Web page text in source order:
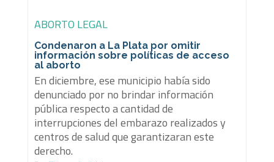
ABORTO LEGAL
Condenaron a La Plata por omitir
información sobre políticas de acceso
al aborto
En diciembre, ese municipio había sido
denunciado por no brindar información
pública respecto a cantidad de
interrupciones del embarazo realizados y
centros de salud que garantizaran este
derecho.